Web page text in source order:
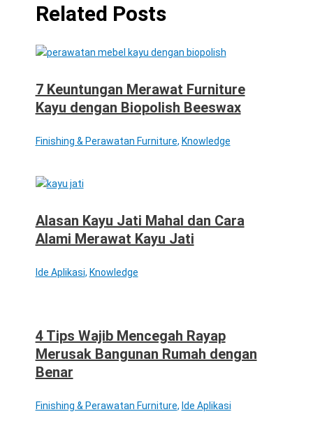
Related Posts
7 Keuntungan Merawat Furniture
Kayu dengan Biopolish Beeswax
Finishing & Perawatan Furniture, Knowledge
Alasan Kayu Jati Mahal dan Cara
Alami Merawat Kayu Jati
Ide Aplikasi, Knowledge
4 Tips Wajib Mencegah Rayap
Merusak Bangunan Rumah dengan
Benar
Finishing & Perawatan Furniture, Ide Aplikasi